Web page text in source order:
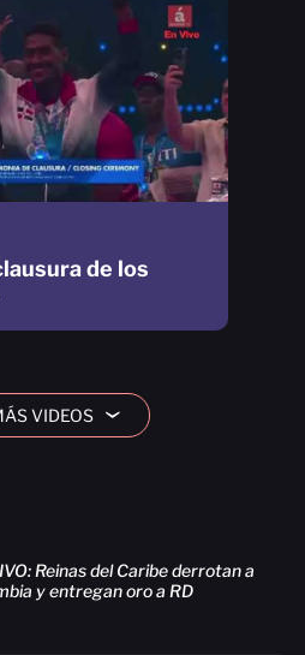
Reinas del Caribe derrotan a
y entregan oro a RD
de los
VIDEOS ›